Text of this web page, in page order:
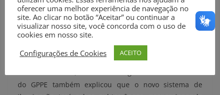
pública com novos postes; implantação de novos
equipamentos urbanos, como bancos, lixeiras e
bicicletários.
As obras se estenderão da Rua Benjamin Constant até
do GPPE também explicou que o novo sistema de
oferecer uma melhor experiência de navegação no
site. Ao clicar no botão “Aceitar” ou continuar a
visualizar nosso site, você concorda com o uso de
cookies em nosso site.
Configurações de Cookies
ACEITO